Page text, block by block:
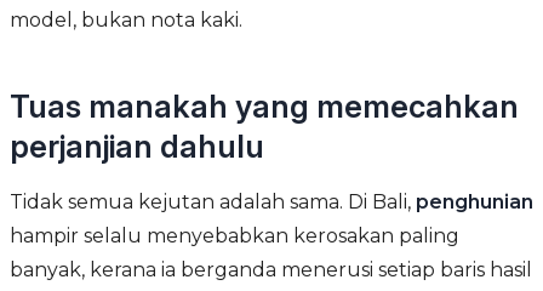
model, bukan nota kaki.
Tuas manakah yang memecahkan
perjanjian dahulu
Tidak semua kejutan adalah sama. Di Bali, penghunian
hampir selalu menyebabkan kerosakan paling
banyak, kerana ia berganda menerusi setiap baris hasil